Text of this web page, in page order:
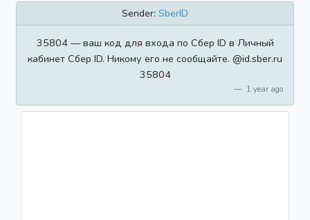
Sender: SberID
35804 — ваш код для входа по Сбер ID в Личный
кабинет Сбер ID. Никому его не сообщайте. @id.sber.ru
35804
1 year ago